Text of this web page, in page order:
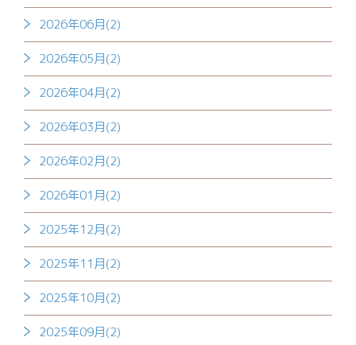
2026年06月(2)
2026年05月(2)
2026年04月(2)
2026年03月(2)
2026年02月(2)
2026年01月(2)
2025年12月(2)
2025年11月(2)
2025年10月(2)
2025年09月(2)